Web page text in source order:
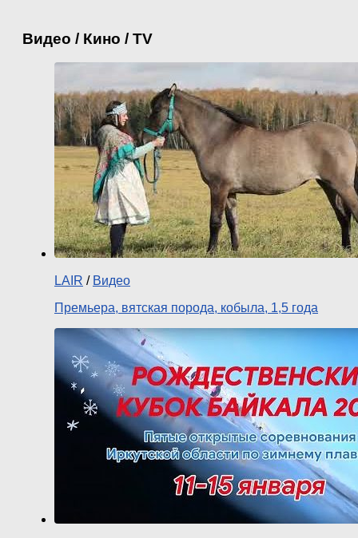
Видео / Кино / TV
LAIR / Видео
Премьера, вятская порода, кобыла, 1,5 года